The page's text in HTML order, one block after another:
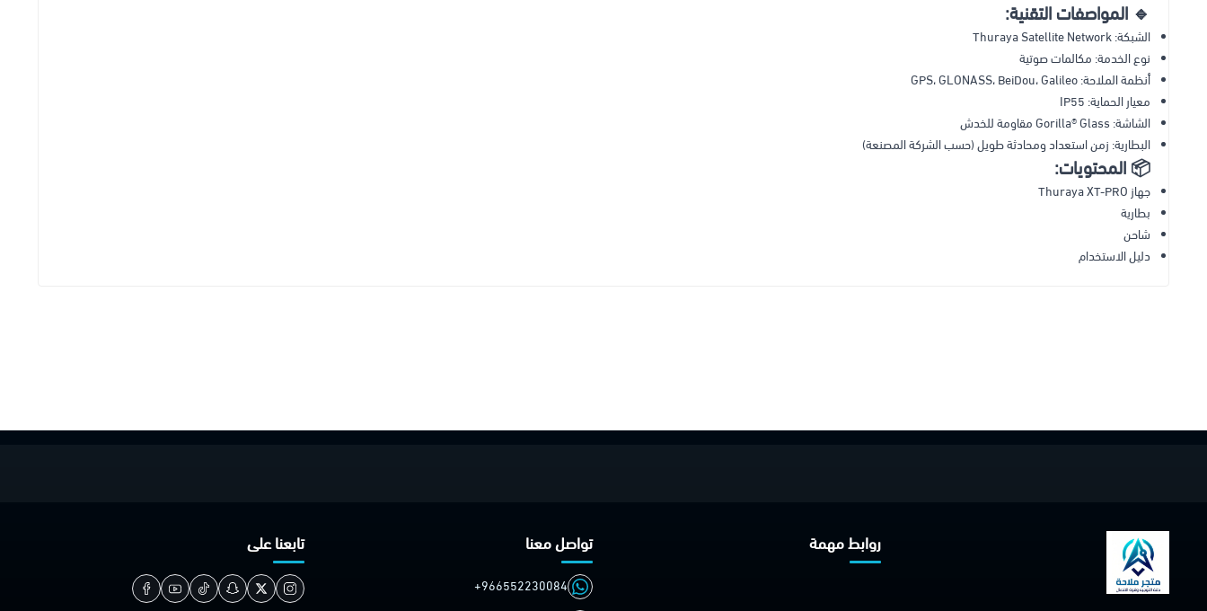
🔹 المواصفات التقنية:
الشبكة: Thuraya Satellite Network
نوع الخدمة: مكالمات صوتية
أنظمة الملاحة: GPS، GLONASS، BeiDou، Galileo
معيار الحماية: IP55
الشاشة: Gorilla® Glass مقاومة للخدش
البطارية: زمن استعداد ومحادثة طويل (حسب الشركة المصنعة)
📦 المحتويات:
جهاز Thuraya XT-PRO
بطارية
شاحن
دليل الاستخدام
روابط مهمة تواصل معنا
+966552230084
تابعنا على